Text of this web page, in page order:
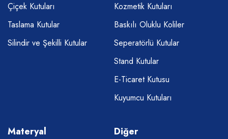
Çiçek Kutuları
Taslama Kutular
Silindir ve Şekilli Kutular
Kozmetik Kutuları
Baskılı Oluklu Koliler
Seperatörlü Kutular
Stand Kutular
E-Ticaret Kutusu
Kuyumcu Kutuları
Materyal Diğer